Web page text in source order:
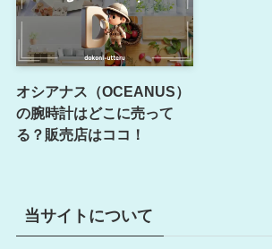
オシアナス（OCEANUS）
の腕時計はどこに売って
る？販売店はココ！
当サイトについて